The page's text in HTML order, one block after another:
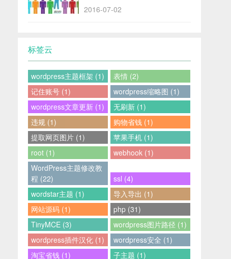
2016-07-02
标签云
wordpress主题框架 (1)
表情 (2)
记住账号 (1)
wordpress缩略图 (1)
wordpress文章更新 (1)
无刷新 (1)
违规 (1)
购物省钱 (1)
提取网页图片 (1)
苹果手机 (1)
root (1)
webhook (1)
WordPress主题修改教
程 (22)
ssl (4)
wordstar主题 (1)
导入导出 (1)
网站源码 (1)
php (31)
TinyMCE (3)
wordpress图片路径 (1)
wordpress插件汉化 (1)
wordpress安全 (1)
淘宝省钱 (1)
子主题 (1)